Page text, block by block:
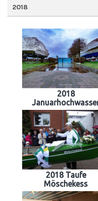
2018
2018
2018 Taufe
Möschekess